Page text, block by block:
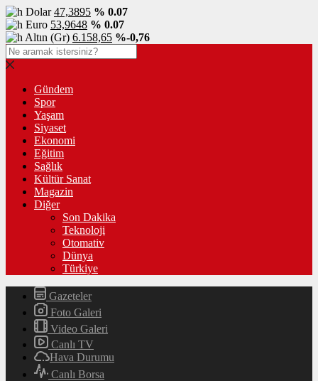
Dolar47,3895 % 0.07
Euro 53,9648 % 0.07
Altın (Gr) 6.158,65 %-0,76
Gündem
Spor
Yaşam
Siyaset
Ekonomi
Eğitim
Sağlık
Kültür Sanat
Magazin
Diğer
Son Dakika
Teknoloji
Otomativ
Dünya
Türkiye
Gazeteler
Foto Galeri
Video Galeri
Canlı TV
Hava Durumu
Canlı Borsa